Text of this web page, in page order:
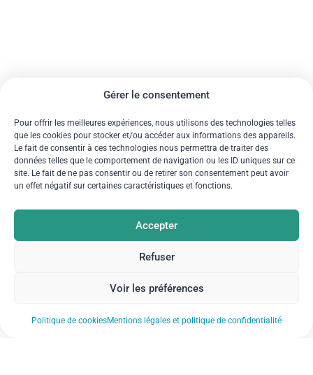
Gérer le consentement
Pour offrir les meilleures expériences, nous utilisons des technologies telles
que les cookies pour stocker et/ou accéder aux informations des appareils.
Le fait de consentir à ces technologies nous permettra de traiter des
données telles que le comportement de navigation ou les ID uniques sur ce
site. Le fait de ne pas consentir ou de retirer son consentement peut avoir
un effet négatif sur certaines caractéristiques et fonctions.
Accepter
Refuser
Voir les préférences
Politique de cookiesMentions légales et politique de confidentialité